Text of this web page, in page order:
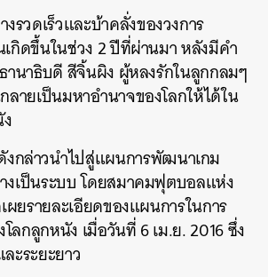
งรวดเร็วและบ้าคลั่งของวงการ
กิดขึ้นในช่วง 2 ปีที่ผ่านมา หลังมีคำ
านาธิบดี สีจิ้นผิง ผู้หลงรักในลูกกลมๆ
ลายเป็นมหาอำนาจของโลกให้ได้ใน
งกล่าวนำไปสู่แผนการพัฒนาเกม
เป็นระบบ โดยสมาคมฟุตบอลแห่ง
ผยรายละเอียดของแผนการในการ
โลกลูกหนัง เมื่อวันที่ 6 เม.ย. 2016 ซึ่ง
ะระยะยาว